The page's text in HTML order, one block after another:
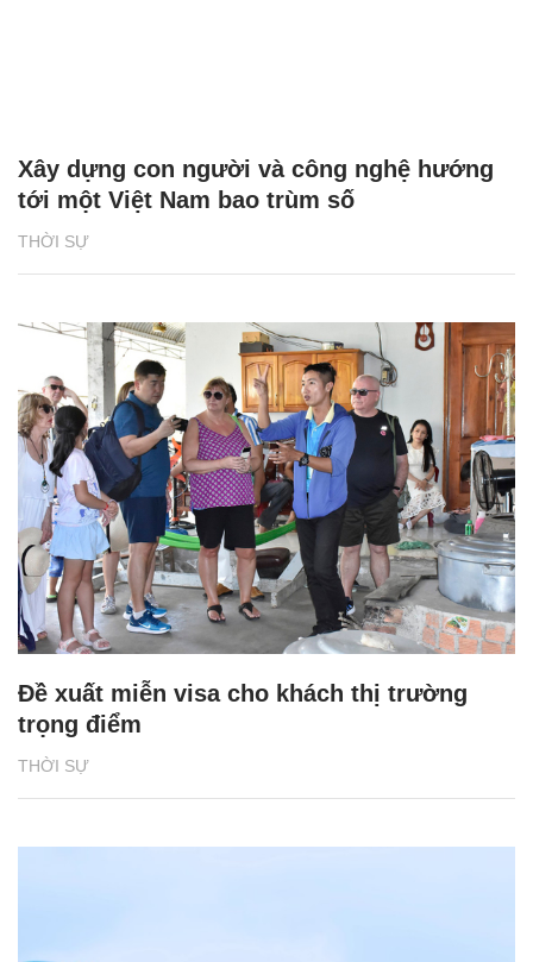
THỜI SỰ
Xây dựng con người và công nghệ hướng
tới một Việt Nam bao trùm số
THỜI SỰ
Đề xuất miễn visa cho khách thị trường
trọng điểm